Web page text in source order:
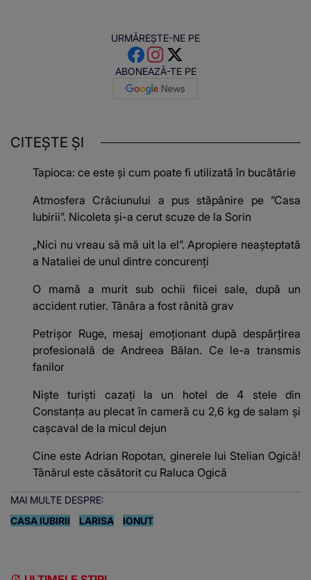
URMĂREȘTE-NE PE
ABONEAZĂ-TE PE
CITEȘTE ȘI
Tapioca: ce este și cum poate fi utilizată în bucătărie
Atmosfera Crăciunului a pus stăpânire pe ”Casa
Iubirii”. Nicoleta și-a cerut scuze de la Sorin
„Nici nu vreau să mă uit la el”. Apropiere neașteptată
a Nataliei de unul dintre concurenți
O mamă a murit sub ochii fiicei sale, după un
accident rutier. Tânăra a fost rănită grav
Petrișor Ruge, mesaj emoționant după despărțirea
profesională de Andreea Bălan. Ce le-a transmis
fanilor
Niște turiști cazați la un hotel de 4 stele din
Constanța au plecat în cameră cu 2,6 kg de salam și
cașcaval de la micul dejun
Cine este Adrian Ropotan, ginerele lui Stelian Ogică!
Tânărul este căsătorit cu Raluca Ogică
MAI MULTE DESPRE:
CASA IUBIRII
LARISA IONUT